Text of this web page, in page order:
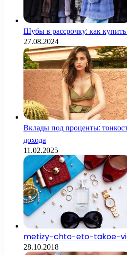
Шубы в рассрочку: как купить
27.08.2024
Вклады под проценты:
дохода
11.02.2025
metizy-chto-eto-takoe-
28.10.2018